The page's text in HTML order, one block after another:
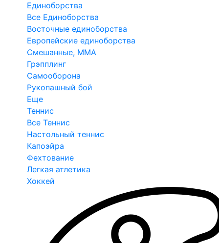
Единоборства
Все Единоборства
Восточные единоборства
Европейские единоборства
Смешанные, ММА
Грэпплинг
Самооборона
Рукопашный бой
Еще
Теннис
Все Теннис
Настольный теннис
Капоэйра
Фехтование
Легкая атлетика
Хоккей